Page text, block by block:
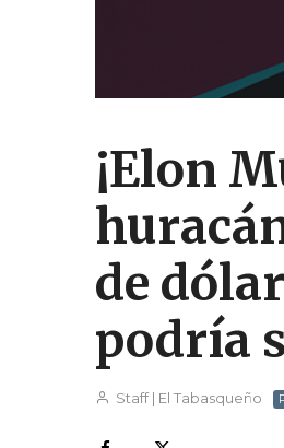
¡Elon
de
podría
Staff | El Tabasqueño